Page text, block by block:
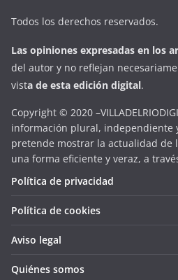
Todos los derechos reservados.
Las opiniones expresadas en los
del autor y no reflejan
vista de esta edición digital.
Copyright © 2020
información plural, independiente
pretende mostrar la actualidad de
una forma eficiente y veraz, a
Política de privacidad
Política de cookies
Aviso legal
Quiénes somos